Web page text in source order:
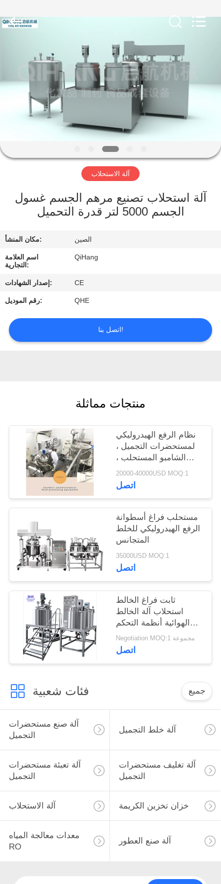
مسكن
منتجات
معلومات
جولة
المعمل
الجودة
اتصل
بنا
اطلب
اقتباس
المزود.
Copyright
makingmachine.com.
آلة الاستحلاب
آلة استحلاب تصنيع مرهم الجسم غسول
الجسم 5000 لتر قدرة التحميل
مكان المنشأ: الصين
اسم العلامة
التجارية:
QiHang
إصدار الشهادات: CE
رقم الموديل: QHE
اتصل بنا!
منتجات مماثلة
نظام الرفع الهيدروليكي
لمستحضرات التجميل ،
الشامبو المستحلب ،
خزان الخلط ، اجعل
مستحضرات التجميل
الخاصة بك
20000-40000USD MOQ:1
اتصل
مستحلب فراغ أسطوانة
الرفع الهيدروليكي للخلط
المتجانس
35000USD MOQ:1
اتصل
ثابت فراغ الخالط
استحلاب آلة الخالط
الهوائية أنظمة التحكم
الكهربائية
Negotiation MOQ:1 مجموعة
اتصل
فئات شعبية جميع
آلة صنع مستحضرات
التجميل
آلة خلط التجميل
آلة تعبئة مستحضرات
التجميل
آلة تغليف مستحضرات
التجميل
آلة الاستحلاب خزان تخزين الكريمة
معدات معالجة المياه
RO
آلة صنع العطور